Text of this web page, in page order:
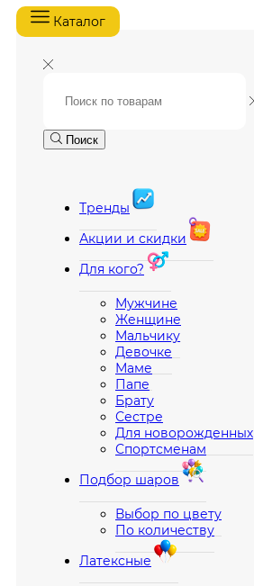
Каталог
Поиск
Тренды
Акции и скидки
Для кого?
Мужчине
Женщине
Мальчику
Девочке
Маме
Папе
Брату
Сестре
Для новорожденных
Спортсменам
Подбор шаров
Выбор по цвету
По количеству
Латексные